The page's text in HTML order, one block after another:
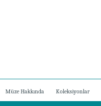
Müze Hakkında Koleksiyonlar